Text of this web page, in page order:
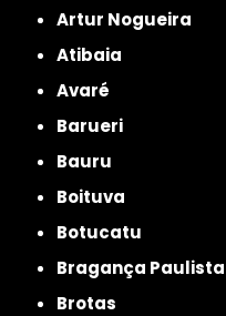
Artur Nogueira
Atibaia
Avaré
Barueri
Bauru
Boituva
Botucatu
Bragança Paulista
Brotas